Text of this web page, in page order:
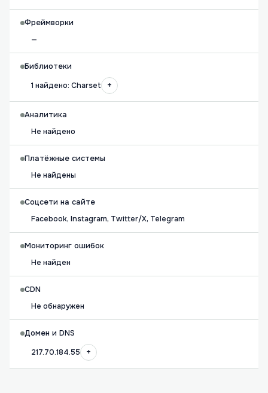
Фреймворки
—
Библиотеки
1 найдено: Charset
+
Аналитика
Не найдено
Платёжные системы
Не найдены
Соцсети на сайте
Facebook, Instagram, Twitter/X, Telegram
Мониторинг ошибок
Не найден
CDN
Не обнаружен
Домен и DNS
217.70.184.55
+